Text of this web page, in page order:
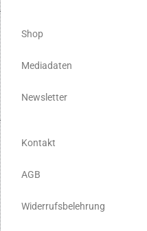
Shop
Mediadaten
Newsletter
Kontakt
AGB
Widerrufsbelehrung